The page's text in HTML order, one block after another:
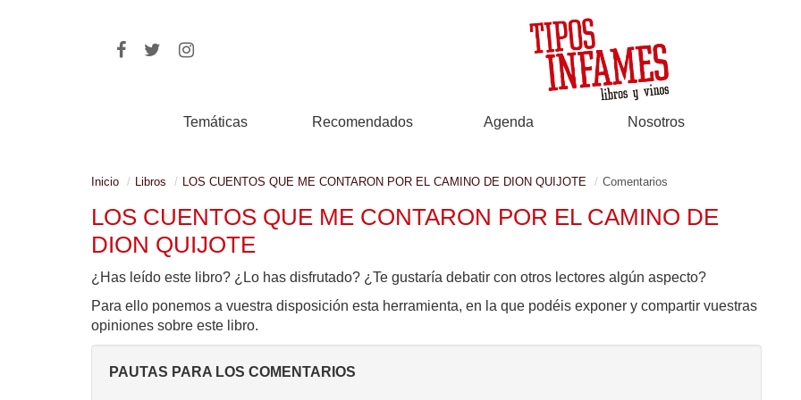
Temáticas Recomendados Agenda Nosotros
Inicio Libros LOS CUENTOS QUE ME CONTARON POR EL CAMINO DE DION QUIJOTE Comentarios
LOS CUENTOS QUE ME CONTARON POR EL CAMINO DE
DION QUIJOTE
¿Has leído este libro? ¿Lo has disfrutado? ¿Te gustaría debatir con otros lectores algún aspecto?
Para ello ponemos a vuestra disposición esta herramienta, en la que podéis exponer y compartir vuestras
opiniones sobre este libro.
PAUTAS PARA LOS COMENTARIOS